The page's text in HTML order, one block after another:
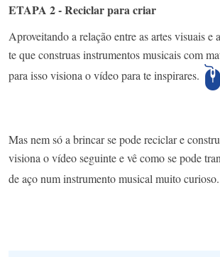
ETAPA 2 - Reciclar para criar
Aproveitando a relação entre as artes visuais e
te que construas instrumentos musicais com
para isso visiona o vídeo para te inspirares.
Mas nem só a brincar se pode reciclar e
visiona o vídeo seguinte e vê como se pode
de aço num instrumento musical muito curioso.